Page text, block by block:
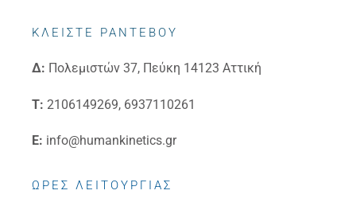
ΚΛΕΙΣΤΕ ΡΑΝΤΕΒΟΥ
Δ: Πολεμιστών 37, Πεύκη 14123 Αττική
Τ: 2106149269, 6937110261
E: info@humankinetics.gr
ΩΡΕΣ ΛΕΙΤΟΥΡΓΙΑΣ